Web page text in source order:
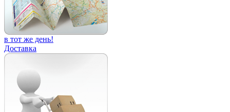
в тот же день!
Доставка